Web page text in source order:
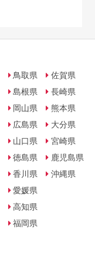
鳥取県
島根県
岡山県
広島県
山口県
徳島県
香川県
愛媛県
高知県
福岡県
佐賀県
長崎県
熊本県
大分県
宮崎県
鹿児島県
沖縄県